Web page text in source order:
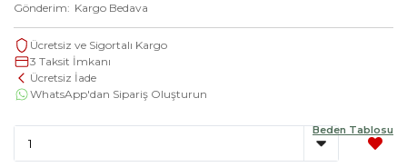
Gönderim
Kargo Bedava
Ücretsiz ve Sigortalı Kargo
3 Taksit İmkanı
Ücretsiz İade
WhatsApp'dan Sipariş Oluşturun
Beden Tablosu